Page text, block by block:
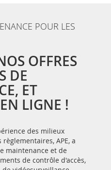
POUR LES
OFFRES
DE
ET
LIGNE !
des milieux
APE, a
maintenance et de
de contrôle d'accès,